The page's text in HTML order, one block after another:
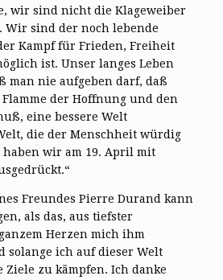
wir sind nicht die Klageweiber
Wir sind der noch lebende
Kampf für Frieden, Freiheit
ist. Unser langes Leben
man nie aufgeben darf, daß
der Hoffnung und den
eine bessere Welt
die der Menschheit würdig
haben wir am 19. April mit
Freundes Pierre Durand kann
als das, aus tiefster
Herzen mich ihm
solange ich auf dieser Welt
zu kämpfen. Ich danke